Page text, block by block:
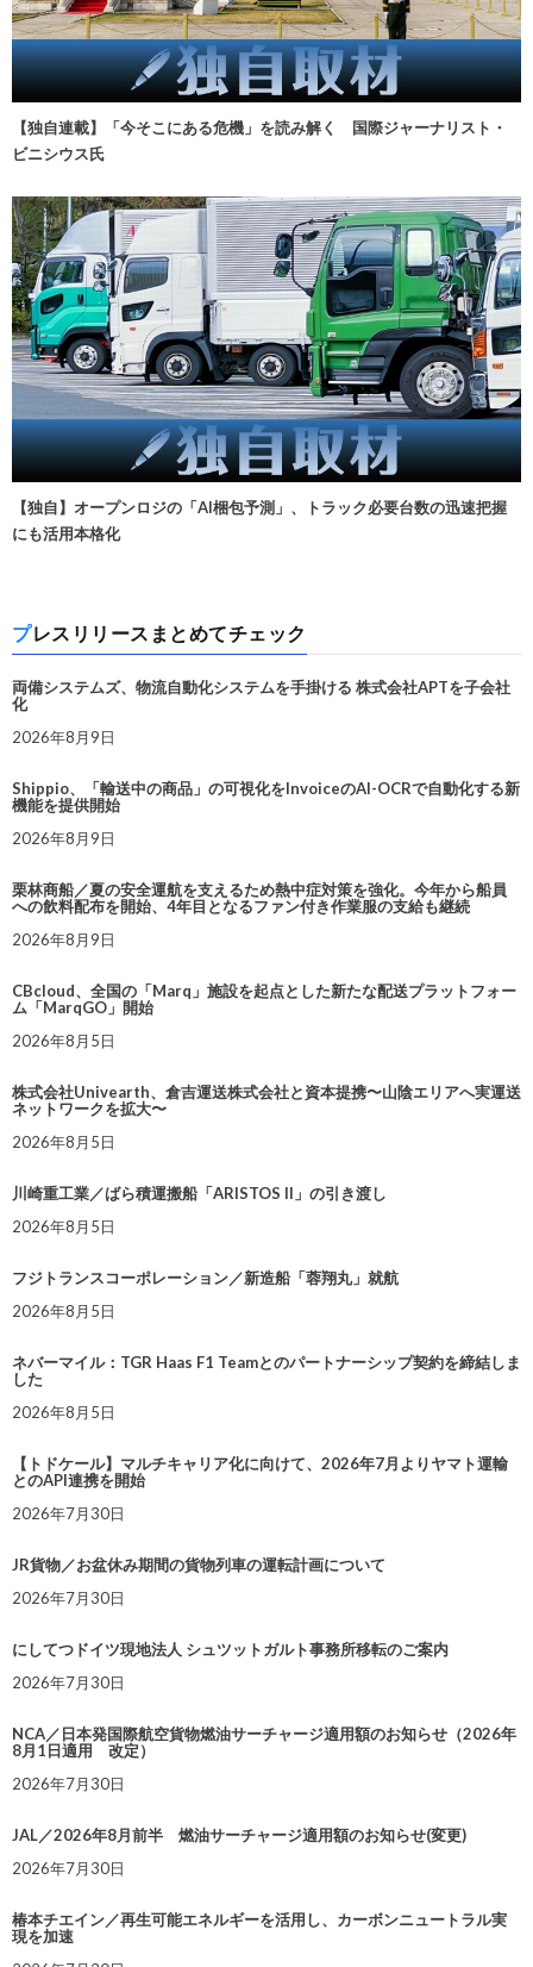
【独自連載】「今そこにある危機」を読み解く 国際ジャーナリスト・
ビニシウス氏
【独自】オープンロジの「AI梱包予測」、トラック必要台数の迅速把握
にも活用本格化
プレスリリースまとめてチェック
両備システムズ、物流自動化システムを手掛ける 株式会社APTを子会社
化
2026年8月9日
Shippio、「輸送中の商品」の可視化をInvoiceのAI-OCRで自動化する新
機能を提供開始
2026年8月9日
栗林商船／夏の安全運航を支えるため熱中症対策を強化。今年から船員
への飲料配布を開始、4年目となるファン付き作業服の支給も継続
2026年8月9日
CBcloud、全国の「Marq」施設を起点とした新たな配送プラットフォー
ム「MarqGO」開始
2026年8月5日
株式会社Univearth、倉吉運送株式会社と資本提携〜山陰エリアへ実運送
ネットワークを拡大〜
2026年8月5日
川崎重工業／ばら積運搬船「ARISTOS II」の引き渡し
2026年8月5日
フジトランスコーポレーション／新造船「蓉翔丸」就航
2026年8月5日
ネバーマイル：TGR Haas F1 Teamとのパートナーシップ契約を締結しま
した
2026年8月5日
【トドケール】マルチキャリア化に向けて、2026年7月よりヤマト運輸
とのAPI連携を開始
2026年7月30日
JR貨物／お盆休み期間の貨物列車の運転計画について
2026年7月30日
にしてつドイツ現地法人 シュツットガルト事務所移転のご案内
2026年7月30日
NCA／日本発国際航空貨物燃油サーチャージ適用額のお知らせ（2026年
8月1日適用 改定）
2026年7月30日
JAL／2026年8月前半 燃油サーチャージ適用額のお知らせ(変更)
2026年7月30日
椿本チエイン／再生可能エネルギーを活用し、カーボンニュートラル実
現を加速